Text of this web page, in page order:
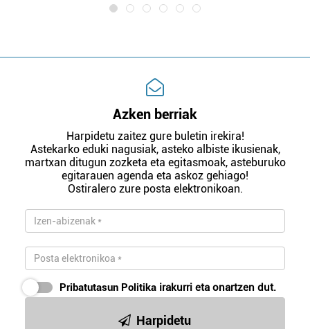
Azken berriak
Harpidetu zaitez gure buletin irekira!
Astekarko eduki nagusiak, asteko albiste ikusienak,
martxan ditugun zozketa eta egitasmoak, asteburuko
egitarauen agenda eta askoz gehiago!
Ostiralero zure posta elektronikoan.
Pribatutasun Politika irakurri eta onartzen dut.
Harpidetu